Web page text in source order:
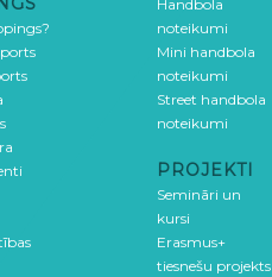
Handbola
noteikumi
Mini handbola
noteikumi
Street handbola
noteikumi
PROJEKTI
Semināri un
kursi
Erasmus+
tiesnešu projekts